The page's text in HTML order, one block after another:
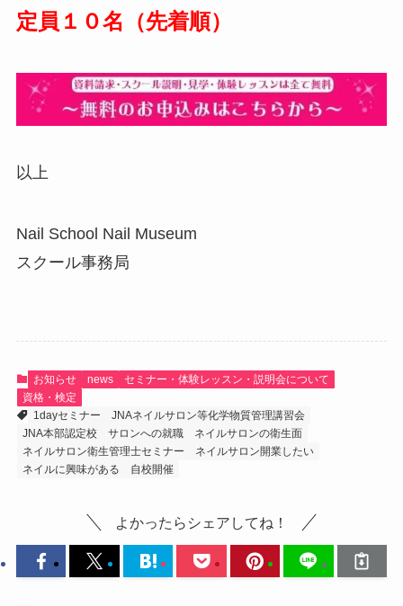
定員１０名（先着順）
以上
Nail School Nail Museum
スクール事務局
お知らせ news
セミナー・体験レッスン・説明会について
資格・検定
1dayセミナー
JNAネイルサロン等化学物質管理講習会
JNA本部認定校
サロンへの就職
ネイルサロンの衛生面
ネイルサロン衛生管理士セミナー
ネイルサロン開業したい
ネイルに興味がある
自校開催
よかったらシェアしてね！